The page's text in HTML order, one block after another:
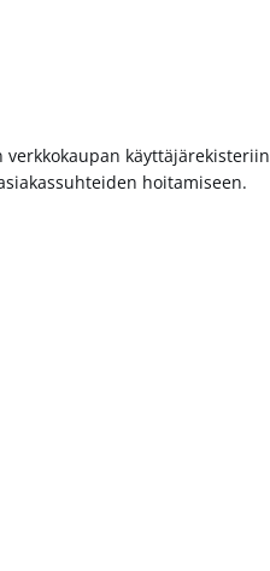
käyttäjärekisteriin
hoitamiseen.